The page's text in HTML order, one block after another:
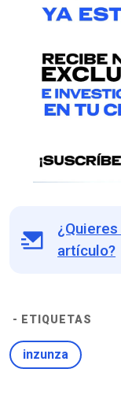
artículo?
- ETIQUETAS
inzunza